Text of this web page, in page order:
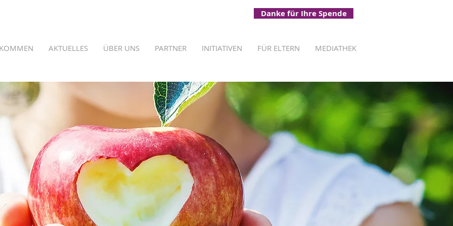
Danke für Ihre Spende
AKTUELLES ÜBER UNS PARTNER INITIATIVEN FÜR ELTERN MEDIATHEK